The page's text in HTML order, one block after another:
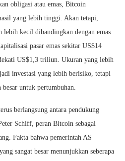
obligasi atau emas, Bitcoin
yang lebih tinggi. Akan tetapi,
lebih kecil dibandingkan dengan emas
pasar emas sekitar US$14
US$1,3 triliun. Ukuran yang lebih
investasi yang lebih berisiko, tetapi
untuk pertumbuhan.
berlangsung antara pendukung
Schiff, peran Bitcoin sebagai
Fakta bahwa pemerintah AS
sangat besar menunjukkan seberapa